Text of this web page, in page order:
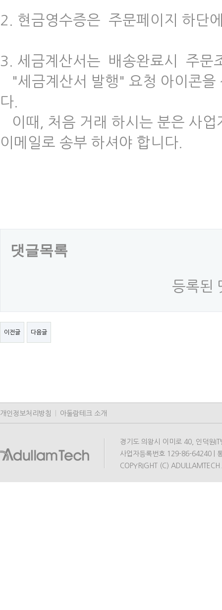
2. 현금영수증은 주문페이지 하단
3. 세금계산서는 배송완료시 주문
"세금계산서 발행" 요청 아이콘을
다.
이때, 처음 거래 하시는 분은 사
이메일로 송부 하셔야 합니다.
댓글목록
등록된
이전글 다음글
개인정보처리방침 아둘람테크 소개
경기도 의왕시 이미로 40, 인덕원
사업자등록번호 129-86-64240 |
COPYRIGHT (C)